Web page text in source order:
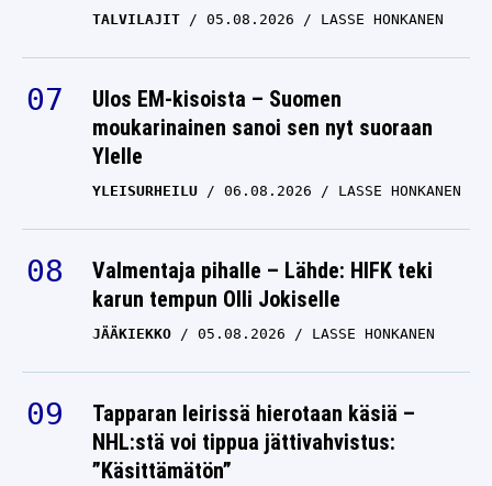
TALVILAJIT 05.08.2026 LASSE HONKANEN
Ulos EM-kisoista – Suomen
moukarinainen sanoi sen nyt suoraan
Ylelle
YLEISURHEILU 06.08.2026 LASSE HONKANEN
Valmentaja pihalle – Lähde: HIFK teki
karun tempun Olli Jokiselle
JÄÄKIEKKO 05.08.2026 LASSE HONKANEN
Tapparan leirissä hierotaan käsiä –
NHL:stä voi tippua jättivahvistus:
”Käsittämätön”